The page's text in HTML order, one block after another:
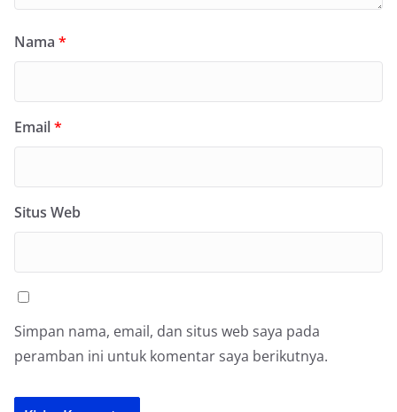
Nama *
Email*
Situs Web
Simpan nama, email, dan situs web saya pada
peramban ini untuk komentar saya berikutnya.